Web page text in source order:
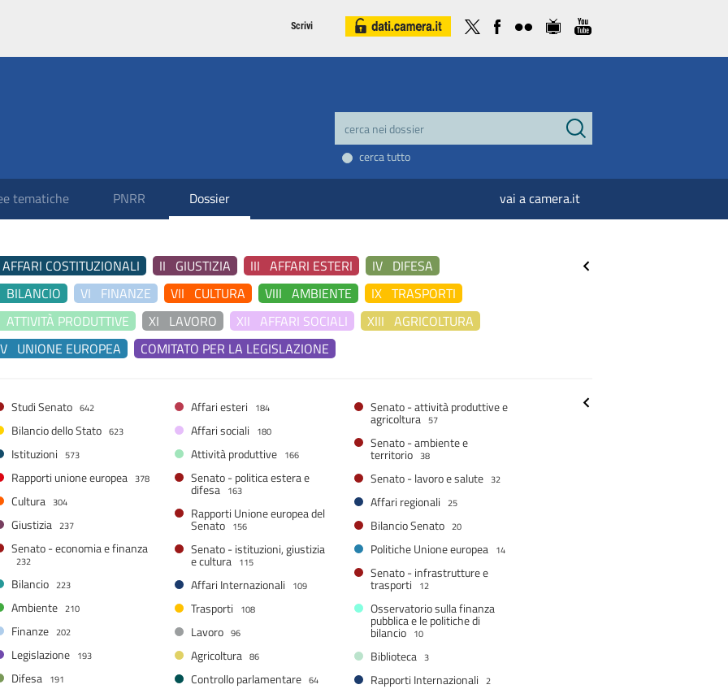
Scrivi
cerca tutto
tematiche PNRR Dossier vai a camera.it
COSTITUZIONALI II GIUSTIZIA III AFFARI ESTERI
IV DIFESA
VI FINANZE VII CULTURA VIII AMBIENTE
IX TRASPORTI
PRODUTTIVE
XI LAVORO XII AFFARI SOCIALI
XIII AGRICOLTURA
UNIONE EUROPEA
COMITATO PER LA LEGISLAZIONE
Studi Senato 642
Bilancio dello Stato 623
Istituzioni 573
Rapporti unione europea 378
Cultura 304
Giustizia 237
Senato - economia e finanza
232
Bilancio 223
Ambiente 210
Finanze 202
Legislazione 193
Difesa 191
Affari esteri 184
Affari sociali 180
Attività produttive 166
Senato - politica estera e
difesa 163
Rapporti Unione europea del
Senato 156
Senato - istituzioni, giustizia
e cultura 115
Affari Internazionali 109
Trasporti 108
Lavoro 96
Agricoltura 86
Controllo parlamentare 64
Senato - attività produttive e
agricoltura 57
Senato - ambiente e
territorio 38
Senato - lavoro e salute 32
Affari regionali 25
Bilancio Senato 20
Politiche Unione europea 14
Senato - infrastrutture e
trasporti 12
Osservatorio sulla finanza
pubblica e le politiche di
bilancio 10
Biblioteca 3
Rapporti Internazionali
2